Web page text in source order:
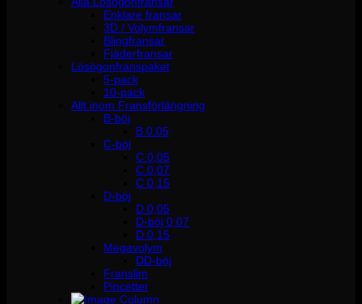
Enklare fransar
3D / Volymfransar
Blingfransar
Fjäderfransar
Lösögonfranspaket
5-pack
10-pack
Allt inom Fransförlängning
B-böj
B 0.05
C-böj
C 0,05
C 0,07
C 0,15
D-böj
D 0,05
D-böj 0,07
D 0,15
Megavolym
DD-böj
Franslim
Pincetter